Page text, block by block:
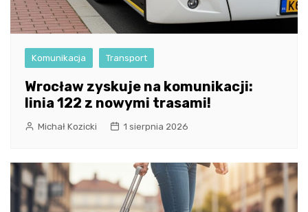
Komunikacja Transport
Wrocław zyskuje na komunikacji:
linia 122 z nowymi trasami!
Michał Kozicki 1 sierpnia 2026